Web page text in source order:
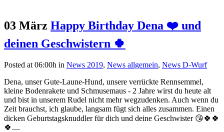
03 März Happy Birthday Dena ❤️ und
deinen Geschwistern 🍀
Posted at 06:00h in News 2019, News allgemein, News D-Wurf
Dena, unser Gute-Laune-Hund, unsere verrückte Rennsemmel,
kleine Bodenrakete und Schmusemaus - 2 Jahre wirst du heute alt
und bist in unserem Rudel nicht mehr wegzudenken. Auch wenn du
Zeit brauchst, ich glaube, langsam fügt sich alles zusammen. Einen
dicken Geburtstagsknuddler für dich und deine Geschwister 😘🍀🍀
🍀....